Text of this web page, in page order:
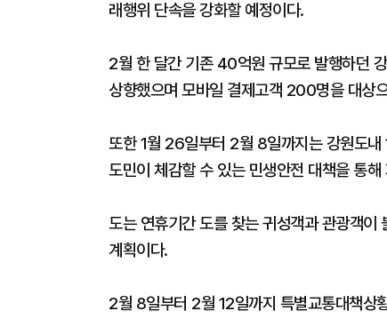
래행위 단속을 강화할 예정이다.
2월 한 달간 기존 40억원 규모로 발행하던
상향했으며 모바일 결제고객 200명을 대상
또한 1월 26일부터 2월 8일까지는 강원도
도민이 체감할 수 있는 민생안전 대책을 통
도는 연휴기간 도를 찾는 귀성객과 관광객이
계획이다.
2월 8일부터 2월 12일까지 특별교통대책상